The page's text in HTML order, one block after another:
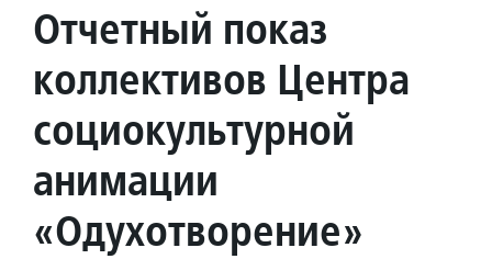
Отчетный показ
коллективов Центра
социокультурной
анимации
«Одухотворение»